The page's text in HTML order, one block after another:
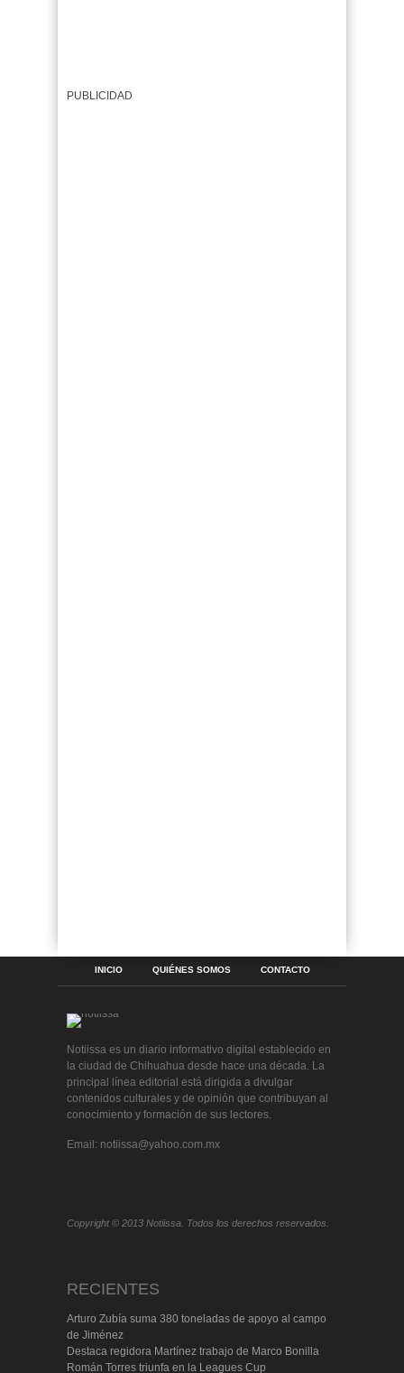
PUBLICIDAD
INICIO QUIÉNES SOMOS CONTACTO
Notiissa es un diario informativo digital establecido en
la ciudad de Chihuahua desde hace una década. La
principal línea editorial está dirigida a divulgar
contenidos culturales y de opinión que contribuyan al
conocimiento y formación de sus lectores.
Email: notiissa@yahoo.com.mx
Copyright © 2013 Notiissa. Todos los derechos reservados.
RECIENTES
Arturo Zubía suma 380 toneladas de apoyo al campo
de Jiménez
Destaca regidora Martínez trabajo de Marco Bonilla
Román Torres triunfa en la Leagues Cup